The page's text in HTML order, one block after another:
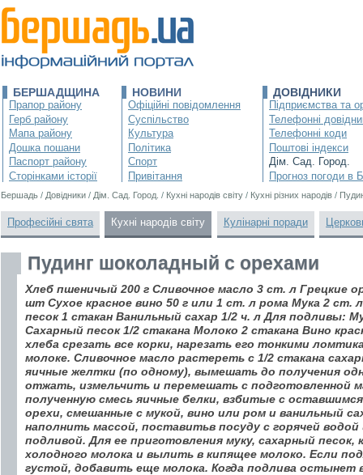
БЕРШАДЩИНА
Прапор району
Герб району
Мапа району
Дошка пошани
Паспорт району
Сторінками історії
НОВИНИ
Офіційні повідомлення
Суспільство
Культура
Політика
Спорт
Привітання
ДОВІДНИКИ
Підприємства та
Телефонні
Телефонні коди
Поштові індекси
Дім. Сад. Город.
Прогноз погоди в
Бершадь / Довідники / Дім. Сад. Город. / Кухні народів світу / Кухні різних народів /
Професійні свята Кухні народів світу Кулінарні поради
Пудинг шоколадный с орехами
Хлеб пшеничый 200 г Сливочное масло 3 ст. л Грецкие
шт Сухое красное вино 50 г или 1 ст. л рома Мука 2 ст.
песок 1 стакан Ванильный сахар 1/2 ч. л Для подливы:
Сахарный песок 1/2 стакана Молоко 2 стакана Вино
хлеба срезать все корки, нарезать его тонкими
молоке. Сливочное масло растереть с 1/2 стакана
яичные желтки (по одному), вымешать до получения
отжать, измельчить и перемешать с подготовленной
полученную смесь яичные белки, взбитые с
орехи, смешанные с мукой, вино или ром и ванильный
наполнить массой, поставитьв посуду с горячей водой
подливой. Для ее приготовления муку, сахарный песок,
холодного молока и вылить в кипящее молоко. Если
густой, добавить еще молока. Когда подлива остынет